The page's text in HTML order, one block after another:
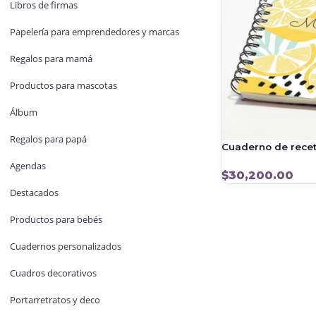
Libros de firmas
Papelería para emprendedores y marcas
Regalos para mamá
Productos para mascotas
Álbum
Regalos para papá
Agendas
Destacados
Productos para bebés
Cuadernos personalizados
Cuadros decorativos
Portarretratos y deco
Cuaderno de
$30,200.00